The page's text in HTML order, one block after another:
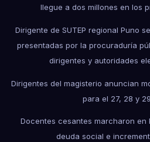
llegue a dos millones en los
Dirigente de SUTEP regional Puno
presentadas por la procuraduría
dirigentes y autoridades
Dirigentes del magisterio anuncian
para el 27, 28 y
Docentes cesantes marcharon en
deuda social e